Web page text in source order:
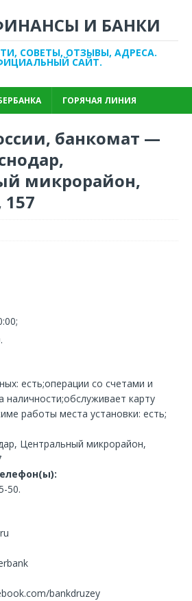
И БАНКИ
СОВЕТЫ, ОТЗЫВЫ, АДРЕСА.
САЙТ.
ГОРЯЧАЯ ЛИНИЯ
банкомат —
микрорайон,
157
есть;операции со счетами и
наличности;обслуживает карту
работы места установки: есть;
Центральный микрорайон,
50.
bankdruzey